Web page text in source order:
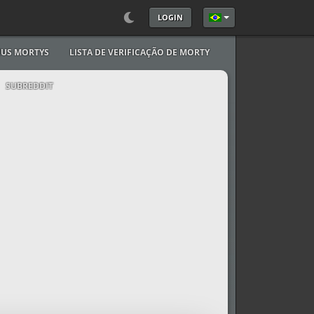
LOGIN Selecione seu Idioma
MORTYS LISTA DE VERIFICAÇÃO DE MORTY
SUBREDDIT